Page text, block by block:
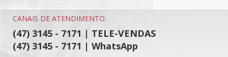
CANAIS DE ATENDIMENTO:
(47) 3145 - 7171 | TELE-VENDAS
(47) 3145 - 7171 | WhatsApp